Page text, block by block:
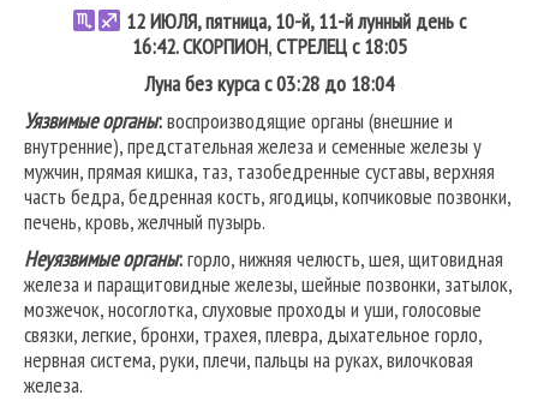
12ИЮЛЯ, пятница, 10-й, 11-й лунный день с
16:42.СКОРПИОН,СТРЕЛЕЦс 18:05
Луна без курса с 03:28 до 18:04
Уязвимые органы:воспроизводящие органы (внешние и
внутренние), предстательная железа и семенные железы у
мужчин, прямая кишка, таз, тазобедренные суставы, верхняя
часть бедра, бедренная кость, ягодицы, копчиковые позвонки,
печень, кровь, желчный пузырь.
Неуязвимые органы:горло, нижняя челюсть, шея, щитовидная
железа и паращитовидные железы, шейные позвонки, затылок,
мозжечок, носоглотка, слуховые проходы и уши, голосовые
связки, легкие, бронхи, трахея, плевра, дыхательное горло,
нервная система, руки, плечи, пальцы на руках, вилочковая
железа.